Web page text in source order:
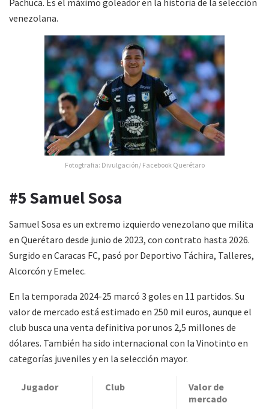
Pachuca. Es el máximo goleador en la historia de la selección
venezolana.
Fotogtrafia: Divulgación/ Facebook Querétaro
#5 Samuel Sosa
Samuel Sosa es un extremo izquierdo venezolano que milita
en Querétaro desde junio de 2023, con contrato hasta 2026.
Surgido en Caracas FC, pasó por Deportivo Táchira, Talleres,
Alcorcón y Emelec.
En la temporada 2024-25 marcó 3 goles en 11 partidos. Su
valor de mercado está estimado en 250 mil euros, aunque el
club busca una venta definitiva por unos 2,5 millones de
dólares. También ha sido internacional con la Vinotinto en
categorías juveniles y en la selección mayor.
Jugador Club
Valor de
mercado